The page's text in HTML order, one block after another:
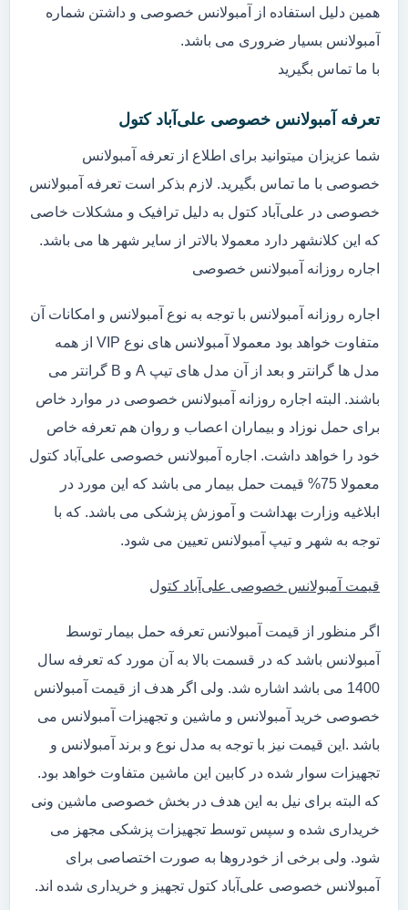
همین دلیل استفاده از آمبولانس خصوصی و داشتن شماره
آمبولانس بسیار ضروری می باشد.
با ما تماس بگیرید
تعرفه آمبولانس خصوصی علی‌آباد کتول
شما عزیزان میتوانید برای اطلاع از تعرفه آمبولانس
خصوصی با ما تماس بگیرید. لازم بذکر است تعرفه آمبولانس
خصوصی در علی‌آباد کتول به دلیل ترافیک و مشکلات خاصی
که این کلانشهر دارد معمولا بالاتر از سایر شهر ها می باشد.
اجاره روزانه آمبولانس خصوصی
اجاره روزانه آمبولانس با توجه به نوع آمبولانس و امکانات آن
متفاوت خواهد بود معمولا آمبولانس های نوع VIP از همه
مدل ها گرانتر و بعد از آن مدل های تیپ A و B گرانتر می
باشند. البته اجاره روزانه آمبولانس خصوصی در موارد خاص
برای حمل نوزاد و بیماران اعصاب و روان هم تعرفه خاص
خود را خواهد داشت. اجاره آمبولانس خصوصی علی‌آباد کتول
معمولا 75% قیمت حمل بیمار می باشد که این مورد در
ابلاغیه وزارت بهداشت و آموزش پزشکی می باشد. که با
توجه به شهر و تیپ آمبولانس تعیین می شود.
قیمت آمبولانس خصوصی علی‌آباد کتول
اگر منظور از قیمت آمبولانس تعرفه حمل بیمار توسط
آمبولانس باشد که در قسمت بالا به آن مورد که تعرفه سال
1400 می باشد اشاره شد. ولی اگر هدف از قیمت آمبولانس
خصوصی خرید آمبولانس و ماشین و تجهیزات آمبولانس می
باشد .این قیمت نیز با توجه به مدل نوع و برند آمبولانس و
تجهیزات سوار شده در کابین این ماشین متفاوت خواهد بود.
که البته برای نیل به این هدف در بخش خصوصی ماشین ونی
خریداری شده و سپس توسط تجهیزات پزشکی مجهز می
شود. ولی برخی از خودروها به صورت اختصاصی برای
آمبولانس خصوصی علی‌آباد کتول تجهیز و خریداری شده اند.